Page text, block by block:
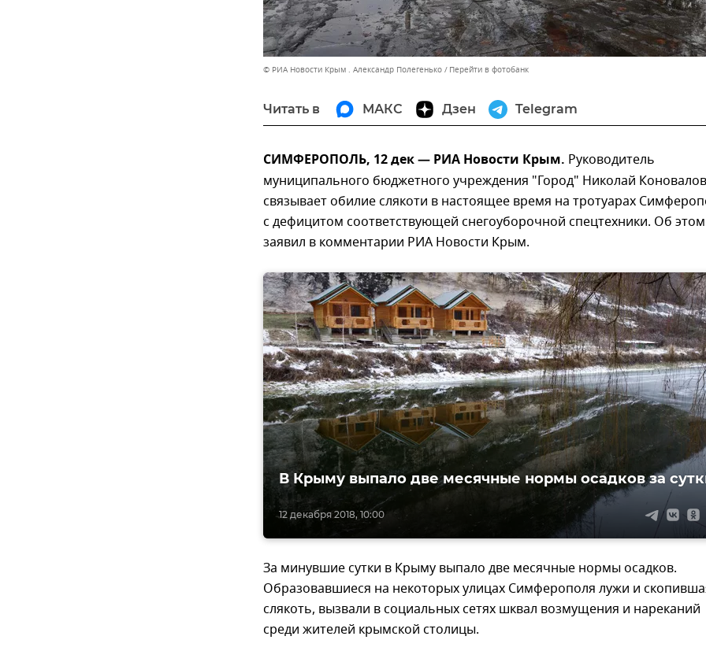
© РИА Новости Крым . Александр Полегенько Перейти в фотобанк
Читать в МАКС Дзен Telegram
СИМФЕРОПОЛЬ, 12 дек — РИА Новости Крым. Руководитель
муниципального бюджетного учреждения "Город" Николай Коновалов
связывает обилие слякоти в настоящее время на тротуарах
с дефицитом соответствующей снегоуборочной спецтехники. Об
заявил в комментарии РИА Новости Крым.
12 декабря 2018, 10:00
В Крыму выпало две месячные нормы осадков за
За минувшие сутки в Крыму выпало две месячные нормы осадков.
Образовавшиеся на некоторых улицах Симферополя лужи и
слякоть, вызвали в социальных сетях шквал возмущения и нареканий
среди жителей крымской столицы.